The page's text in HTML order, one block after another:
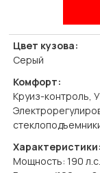
Цвет кузова:
Серый
Комфорт:
Круиз-контроль,
Характеристики:
Мощность: 190 л.с.